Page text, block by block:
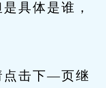
具体是谁，
击下—页继